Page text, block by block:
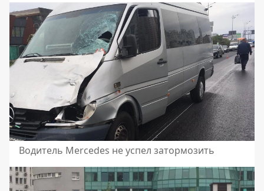
Водитель Mercedes не успел затормозить